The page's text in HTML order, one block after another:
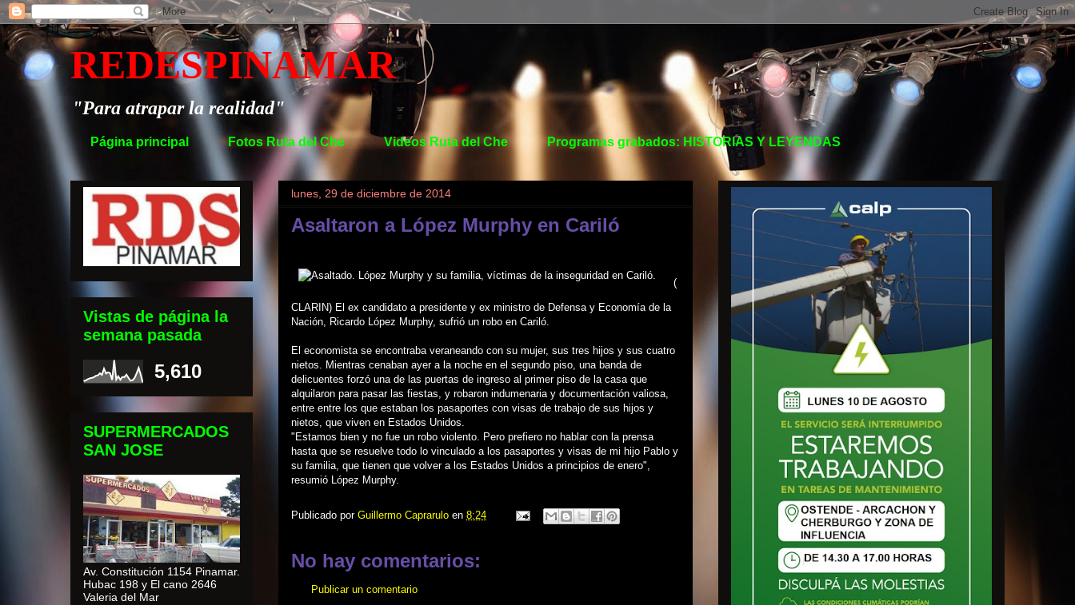
REDESPINAMAR
"Para atrapar la realidad"
Página principal Fotos Ruta del Che Videos Ruta del Che Programas grabados: HISTORIAS Y LEYENDAS
lunes, 29 de diciembre de 2014
Asaltaron a López Murphy en Cariló
(
CLARIN) El ex candidato a presidente y ex ministro de Defensa y Economía de la
Nación, Ricardo López Murphy, sufrió un robo en Cariló.
El economista se encontraba veraneando con su mujer, sus tres hijos y sus cuatro
nietos. Mientras cenaban ayer a la noche en el segundo piso, una banda de
delicuentes forzó una de las puertas de ingreso al primer piso de la casa que
alquilaron para pasar las fiestas, y robaron indumenaria y documentación valiosa,
entre entre los que estaban los pasaportes con visas de trabajo de sus hijos y
nietos, que viven en Estados Unidos.
"Estamos bien y no fue un robo violento. Pero prefiero no hablar con la prensa
hasta que se resuelve todo lo vinculado a los pasaportes y visas de mi hijo Pablo y
su familia, que tienen que volver a los Estados Unidos a principios de enero",
resumió López Murphy.
Publicado por Guillermo Caprarulo en 8:24
No hay comentarios:
Publicar un comentario
Vistas de página la
semana pasada
5,610
SUPERMERCADOS
SAN JOSE
Av. Constitución 1154 Pinamar.
Hubac 198 y El cano 2646
Valeria del Mar